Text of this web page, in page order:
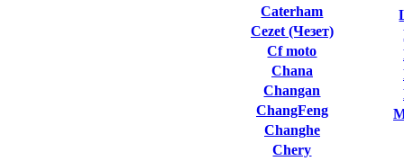
Caterham
Cezet (Чезет)
Cf moto
Chana
Changan
ChangFeng
Changhe
Chery